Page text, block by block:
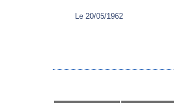
Le 20/05/1962